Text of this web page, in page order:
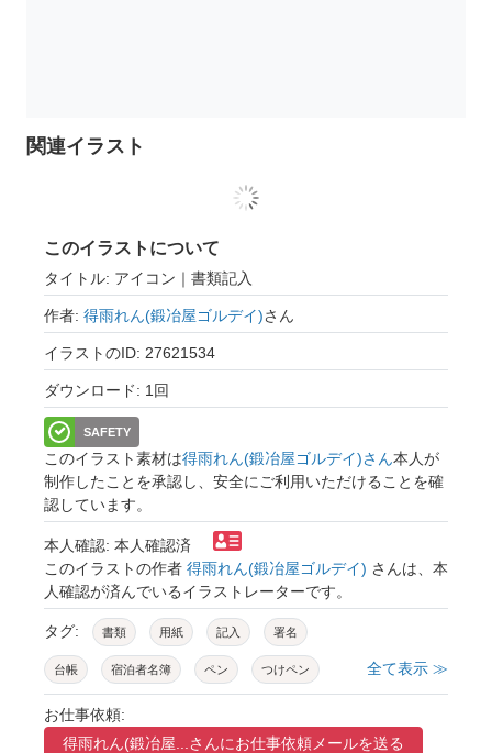
関連イラスト
このイラストについて
タイトル: アイコン｜書類記入
作者: 得雨れん(鍛冶屋ゴルデイ)さん
イラストのID: 27621534
ダウンロード: 1回
SAFETY
このイラスト素材は得雨れん(鍛冶屋ゴルデイ)さん本人が
制作したことを承認し、安全にご利用いただけることを確
認しています。
本人確認: 本人確認済
このイラストの作者 得雨れん(鍛冶屋ゴルデイ) さんは、本
人確認が済んでいるイラストレーターです。
タグ: 書類 用紙 記入 署名
台帳 宿泊者名簿 ペン つけペン
アイコン
全て表示 ≫
お仕事依頼:
得雨れん(鍛冶屋...さんにお仕事依頼メールを送る